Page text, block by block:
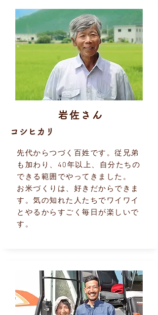
岩佐さん
コシヒカリ
先代からつづく百姓です。従兄弟
も加わり、40年以上、自分たちの
できる範囲でやってきました。
お米づくりは、好きだからできま
す。気の知れた人たちでワイワイ
とやるからすごく毎日が楽しいで
す。